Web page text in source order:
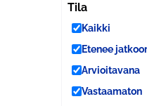
Tila
Kaikki
Etenee
Arvioitavana
Vastaamaton